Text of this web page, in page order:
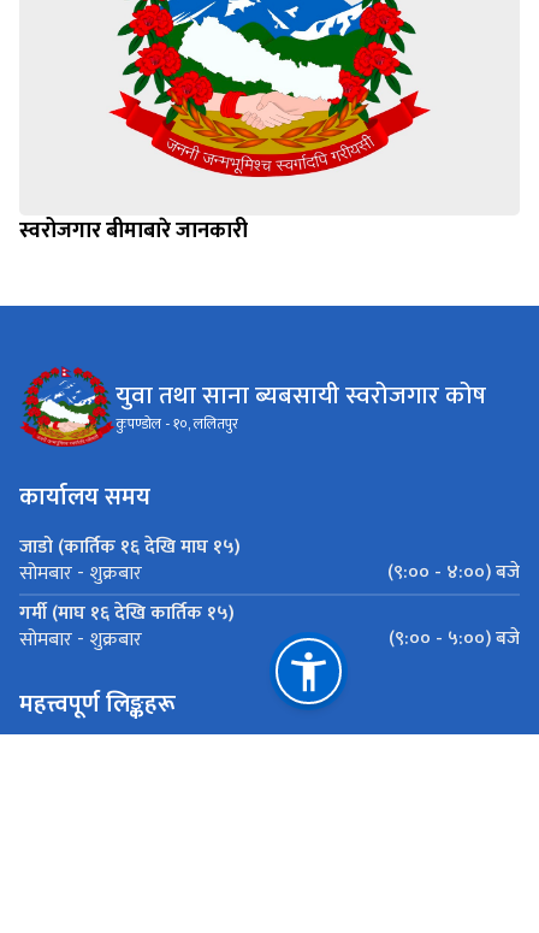
कुपण्डोल - १०, ललितपुर
सोमबार - शुक्रबार
गर्मी (माघ १६ देखि कार्तिक १५)
सोमबार - शुक्रबार
प्रधानमन्त्री तथा मन्त्रिपरिषद्को कार्यालय